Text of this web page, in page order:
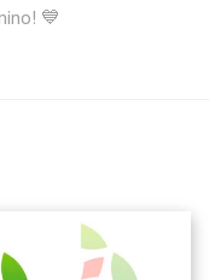
💙